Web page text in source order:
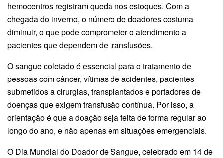
hemocentros registram queda nos estoques. Com a
chegada do inverno, o número de doadores costuma
diminuir, o que pode comprometer o atendimento a
pacientes que dependem de transfusões.
O sangue coletado é essencial para o tratamento de
pessoas com câncer, vítimas de acidentes, pacientes
submetidos a cirurgias, transplantados e portadores de
doenças que exigem transfusão contínua. Por isso, a
orientação é que a doação seja feita de forma regular ao
longo do ano, e não apenas em situações emergenciais.
O Dia Mundial do Doador de Sangue, celebrado em 14 de